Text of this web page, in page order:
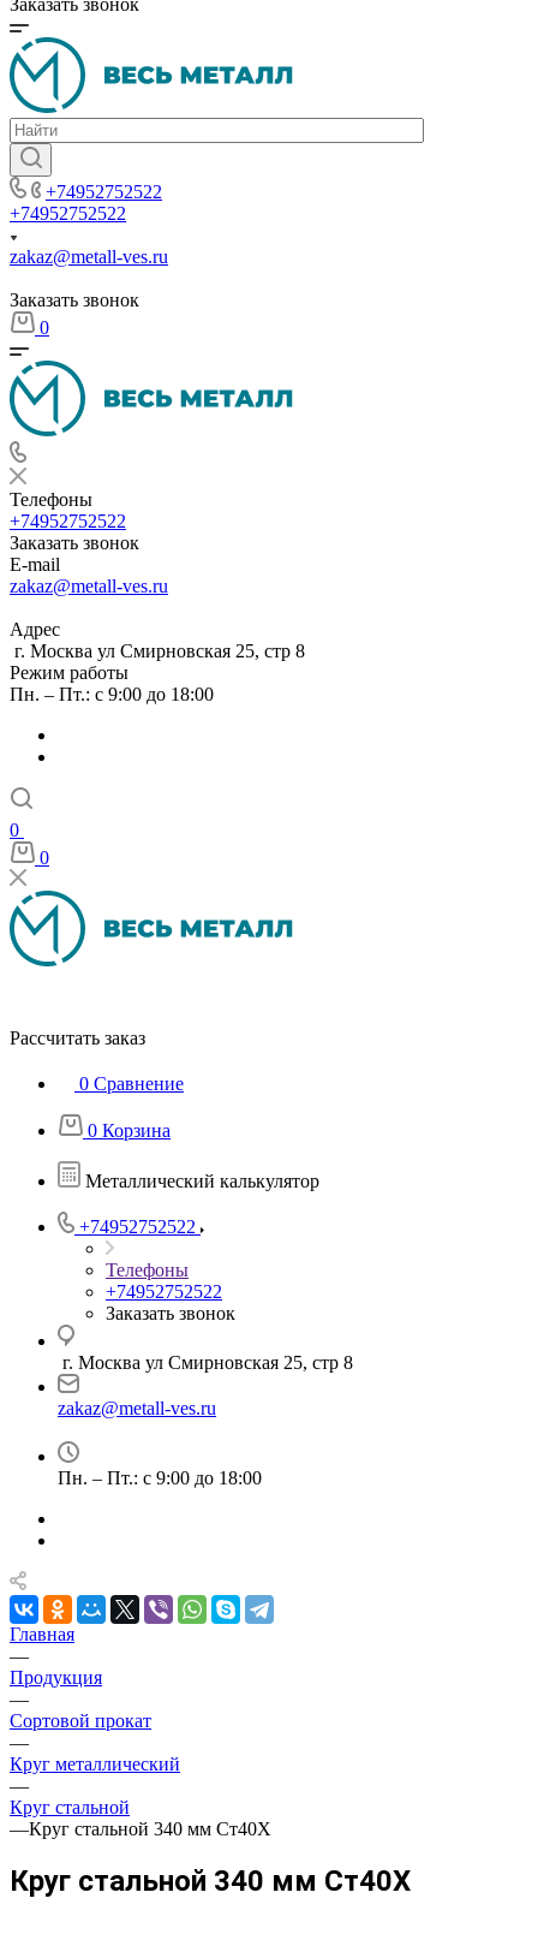
Заказать звонок
+74952752522
+74952752522
zakaz@metall-ves.ru
Заказать звонок
0
Телефоны
+74952752522
Заказать звонок
E-mail
zakaz@metall-ves.ru
Адрес
г. Москва ул Смирновская 25, стр 8
Режим работы
Пн. – Пт.: с 9:00 до 18:00
0
0
Рассчитать заказ
0 Сравнение
0 Корзина
Металлический калькулятор
+74952752522
Телефоны
+74952752522
Заказать звонок
г. Москва ул Смирновская 25, стр 8
zakaz@metall-ves.ru
Пн. – Пт.: с 9:00 до 18:00
Главная
—
Продукция
—
Сортовой прокат
—
Круг металлический
—
Круг стальной
—Круг стальной 340 мм Ст40Х
Круг стальной 340 мм Ст40Х